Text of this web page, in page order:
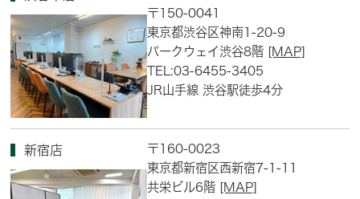
〒150-0041
東京都渋谷区神南1-20-9
パークウェイ渋谷8階 [MAP]
TEL:03-6455-3405
JR山手線 渋谷駅徒歩4分
新宿店
〒160-0023
東京都新宿区西新宿7-1-11
共栄ビル6階 [MAP]